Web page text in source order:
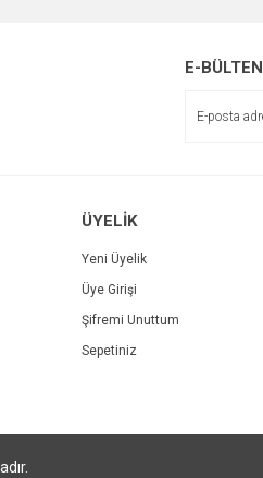
Gönder
Işıklı Stil 3 Tekerlekli Scooter Mavi
999,00 TL
1.299,00 TL
E-BÜLTEN
ÜYELİK
Yeni Üyelik
Üye Girişi
Şifremi Unuttum
Sepetiniz